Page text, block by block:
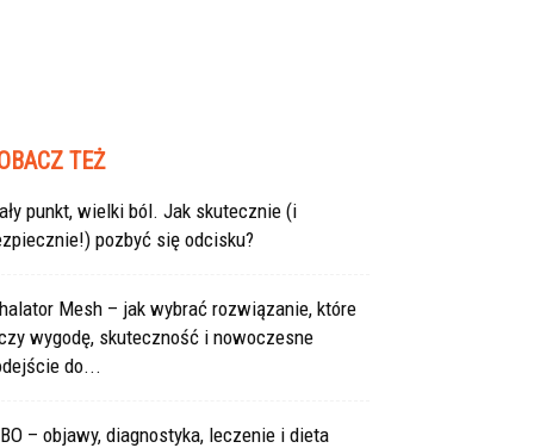
TEŻ
punkt, wielki ból. Jak skutecznie (i
pozbyć się odcisku?
Mesh – jak wybrać rozwiązanie, które
wygodę, skuteczność i nowoczesne
do...
– objawy, diagnostyka, leczenie i dieta